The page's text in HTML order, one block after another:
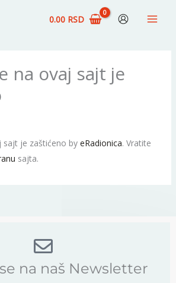
0.00 RSD
na ovaj sajt je
sajt je zaštićeno by eRadionica. Vratite
sajta.
na naš Newsletter